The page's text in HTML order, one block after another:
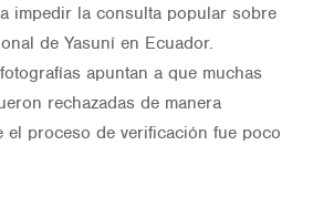
impedir la consulta popular sobre
de Yasuní en Ecuador.
apuntan a que muchas
rechazadas de manera
el proceso de verificación fue poco